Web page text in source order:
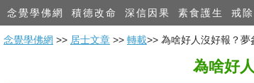
念覺學佛網 積德改命 深信因果 素食護生 戒
念覺學佛網 >> 居士文章 >> 轉載>> 為啥好人沒好報？夢
為啥好